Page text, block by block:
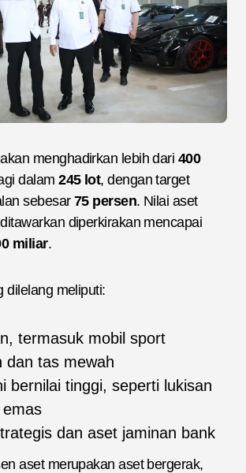
menghadirkan lebih dari 400
dalam245 lot, dengan target
sebesar 75 persen. Nilai aset
diperkirakan mencapai
miliar.
dilelang meliputi:
termasuk mobil sport
dan tas mewah
bernilai tinggi, seperti lukisan
dan aset jaminan bank
aset merupakan aset bergerak,